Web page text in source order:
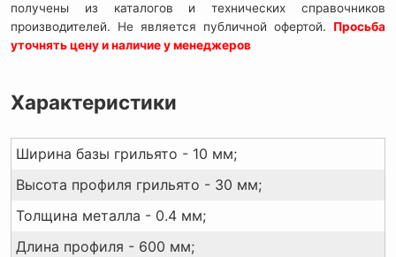
получены из каталогов и технических справочников
производителей. Не является публичной офертой. Просьба
уточнять цену и наличие у менеджеров
Характеристики
Ширина базы грильято - 10 мм;
Высота профиля грильято - 30 мм;
Толщина металла - 0.4 мм;
Длина профиля - 600 мм;